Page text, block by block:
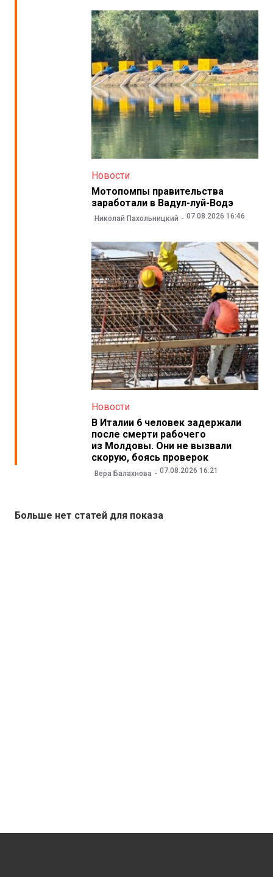
Новости
Мотопомпы правительства
заработали в Вадул-луй-Водэ
Николай Пахольницкий 07.08.2026 16:46
Новости
В Италии 6 человек задержали
после смерти рабочего
из Молдовы. Они не вызвали
скорую, боясь проверок
Вера Балахнова 07.08.2026 16:21
Больше нет статей для показа